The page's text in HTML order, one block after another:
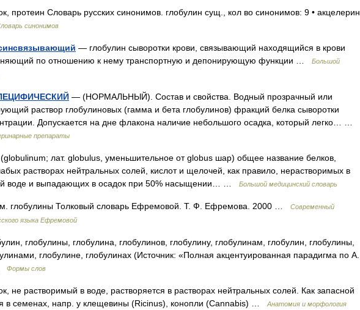
протеин Словарь русских синонимов. глобулин сущ., кол во синонимов: 9 • акцелерин
синонимов
— глобулин сыворотки крови, связывающий находящийся в крови
по отношению к нему транспортную и депонирующую функции …
Большой
— (НОРМАЛЬНЫЙ). Состав и свойства. Водный прозрачный или
раствор глобулиновых (гамма и бета глобулинов) фракций белка сыворотки
Допускается на дне флакона наличие небольшого осадка, который легко… …
препараты
лат. globulus, уменьшительное от globus шар) общее название белков,
растворах нейтральных солей, кислот и щелочей, как правило, нерастворимых в
воде и выпадающих в осадок при 50% насыщении… …
Большой медицинский словарь
глобулины Толковый словарь Ефремовой. Т. Ф. Ефремова. 2000 …
Современный
языка Ефремовой
глобулины, глобулина, глобулинов, глобулину, глобулинам, глобулин, глобулины,
глобулине, глобулинах (Источник: «Полная акцентуированная парадигма по А.
Формы слов
не растворимый в воде, растворяется в растворах нейтральных солей. Как запасной
в семенах, напр. у клещевины (Ricinus), конопли (Cannabis) …
Анатомия и морфология